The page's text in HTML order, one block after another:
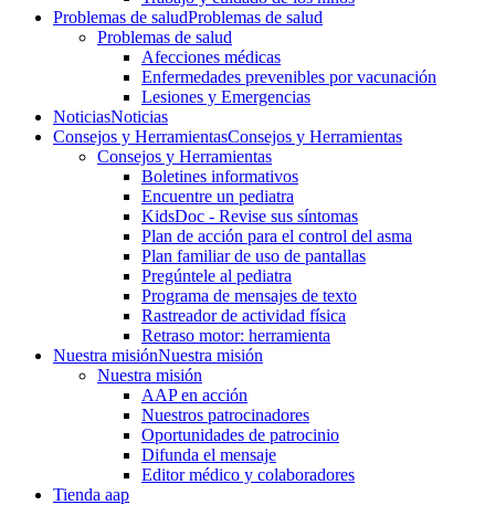
Problemas de saludProblemas de salud
Problemas de salud
Afecciones médicas
Enfermedades prevenibles por vacunación
Lesiones y Emergencias
NoticiasNoticias
Consejos y HerramientasConsejos y Herramientas
Consejos y Herramientas
Boletines informativos
Encuentre un pediatra
KidsDoc - Revise sus síntomas
Plan de acción para el control del asma
Plan familiar de uso de pantallas
Pregúntele al pediatra
Programa de mensajes de texto
Rastre​​ador de activida​d física
Retraso motor: herramienta
Nuestra misiónNuestra misión
Nuestra misión
AAP en acción
Nuestros patrocinadores
Oportunidades de patrocinio
Difunda el mensaje
Editor médico y colaboradores
Tienda aap